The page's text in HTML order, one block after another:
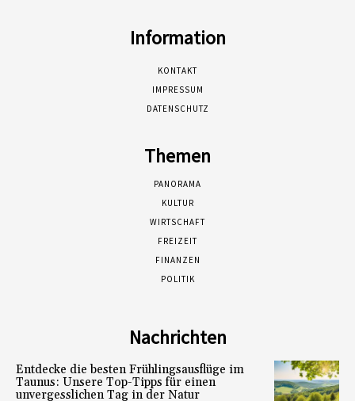
Information
KONTAKT
IMPRESSUM
DATENSCHUTZ
Themen
PANORAMA
KULTUR
WIRTSCHAFT
FREIZEIT
FINANZEN
POLITIK
Nachrichten
Entdecke die besten Frühlingsausflüge im
Taunus: Unsere Top-Tipps für einen
unvergesslichen Tag in der Natur